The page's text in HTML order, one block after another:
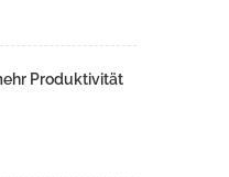
Produktivität